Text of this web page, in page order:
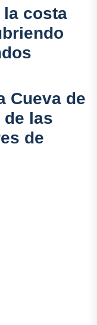
la costa
Cueva de
de las
de